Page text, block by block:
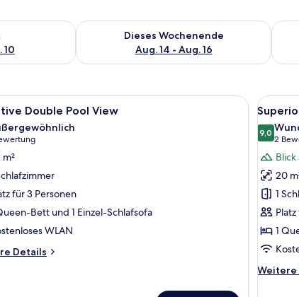
10
für morgen, Aug. 9 - Aug. 10.
Dieses Wochenende
Aug. 14 - Aug. 16
Überprüfe die Verfügbarkeit für dieses
Bett, einem Schreibtisch mit Fernseher und einem Kleiderschrank.
Executive Double Pool View | Minibar,
Double Pool View
10
für 3 Personen
Bett und 1 Einzel-Schlafsofa
WLAN
Details
Alle
Fotos
für
12
9,09,0 von
2
(2
20
1
1
Weitere
Weitere